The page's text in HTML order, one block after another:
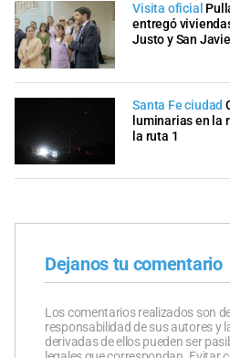
Visita oficial
entregó
Justo y San
Santa Fe ciudad
luminarias en la
la ruta 1
Dejanos tu comentario
Los comentarios realizados son
responsabilidad de sus autores y
derivadas de ellos pueden ser